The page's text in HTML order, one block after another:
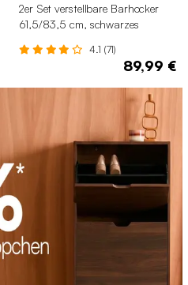
2er Set verstellbare Barhocker
61,5/83,5 cm, schwarzes
4.1 (71)
89,99 €